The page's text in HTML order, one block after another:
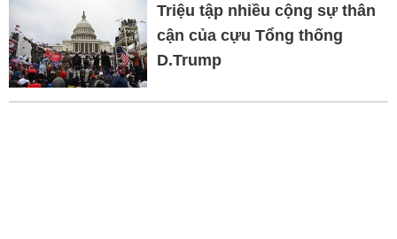
Triệu tập nhiều cộng sự thân
cận của cựu Tổng thống
D.Trump